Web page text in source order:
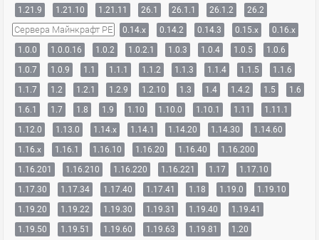
1.21.9
1.21.10 1.21.11 26.1 26.1.1 26.1.2 26.2
Сервера Майнкрафт PE 0.14.x 0.14.2 0.14.3 0.15.x
0.16.x
1.0.0
1.0.0.16 1.0.2 1.0.2.1 1.0.3 1.0.4 1.0.5
1.0.6
1.0.7
1.0.9 1.1 1.1.1 1.1.2 1.1.3 1.1.4 1.1.5
1.1.6
1.1.7
1.2 1.2.1 1.2.9 1.2.10 1.3 1.4 1.4.2 1.5
1.6
1.6.1
1.7 1.8 1.9 1.10 1.10.0 1.10.1 1.11
1.11.1
1.12.0
1.13.0 1.14.x 1.14.1 1.14.20 1.14.30
1.14.60
1.16.x
1.16.1 1.16.10 1.16.20 1.16.40
1.16.200
1.16.201
1.16.210 1.16.220 1.16.221 1.17
1.17.10
1.17.30
1.17.34 1.17.40 1.17.41 1.18 1.19.0
1.19.10
1.19.20
1.19.22 1.19.30 1.19.31 1.19.40
1.19.41
1.19.50
1.19.51 1.19.60 1.19.63 1.19.81 1.20